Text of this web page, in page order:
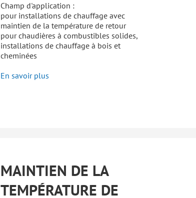
Champ d'application :
pour installations de chauffage avec
maintien de la température de retour
pour chaudières à combustibles solides,
installations de chauffage à bois et
cheminées
En savoir plus
MAINTIEN DE LA
TEMPÉRATURE DE